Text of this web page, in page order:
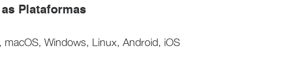
as Plataformas
macOS, Windows, Linux, Android, iOS